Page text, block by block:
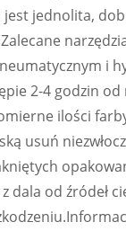
jednolita,
i
2-4 godzin
ilości
usuń
dala od źródeł